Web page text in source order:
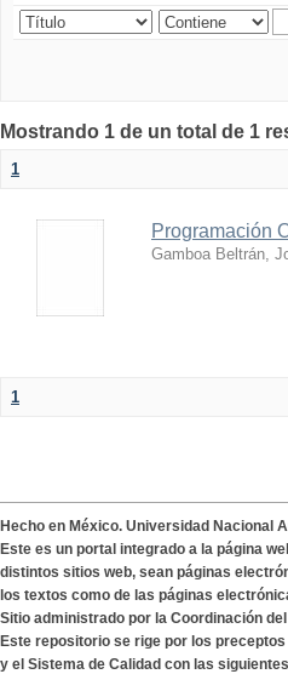
Mostrando 1 de un total de 1
1
Programación
Gamboa Beltrán,
1
Hecho en México. Universidad Nacional
Este es un portal integrado a la página
distintos sitios web, sean páginas
los textos como de las páginas
Sitio administrado por la Coordinación
Este repositorio se rige por los
y el Sistema de Calidad con las